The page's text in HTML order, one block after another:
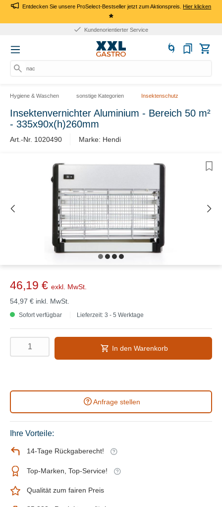
Entdecken Sie unsere ProSelect-Bestseller jetzt zum Aktionspreis.Hier klicken
*
Kundenorientierter Service
nach
Hygiene & Waschen sonstige Kategorien Insektenschutz
Insektenvernichter Aluminium - Bereich 50 m²
- 335x90x(h)260mm
Art.-Nr. 1020490 Marke: Hendi
46,19 € exkl. MwSt.
54,97 € inkl. MwSt.
Sofort verfügbar Lieferzeit: 3 - 5 Werktage
In den Warenkorb
Anfrage stellen
Ihre Vorteile:
14-Tage Rückgaberecht!
Top-Marken, Top-Service!
Qualität zum fairen Preis